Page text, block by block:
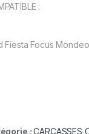
:
Fiesta Focus
:CARCASSES